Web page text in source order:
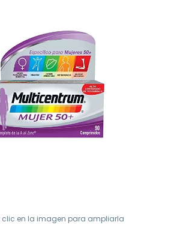
clic en la imagen para ampliarla